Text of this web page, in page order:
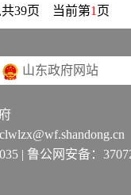
39页 当前第1 页
山东政府网站
| 鲁公网安备：